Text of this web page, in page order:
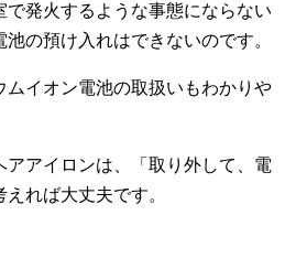
発火するような事態にならない
の預け入れはできないのです。
ムイオン電池の取扱いもわかりや
アアイロンは、「取り外して、電
れば大丈夫です。